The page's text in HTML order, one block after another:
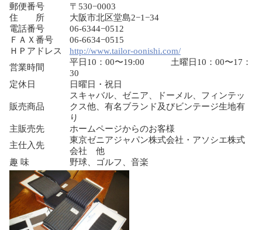
郵便番号
〒530−0003
住 所
大阪市北区堂島2−1−34
電話番号
06-6344−0512
ＦＡＸ番号
06-6634−0515
ＨＰアドレス
http://www.tailor-oonishi.com/
営業時間
平日10：00〜19:00 土曜日10：00〜17：
30
定休日
日曜日・祝日
販売商品
スキャバル、ゼニア、ドーメル、フィンテッ
クス他、有名ブランド及びビンテージ生地有
り
主販売先
ホームページからのお客様
主仕入先
東京ゼニアジャパン株式会社・アソシエ株式
会社 他
趣 味
野球、ゴルフ、音楽